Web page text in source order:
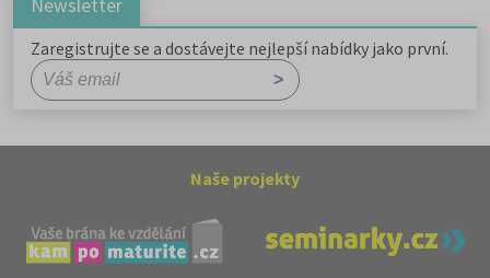
Newsletter
Zaregistrujte se a dostávejte nejlepší nabídky jako první.
Naše projekty